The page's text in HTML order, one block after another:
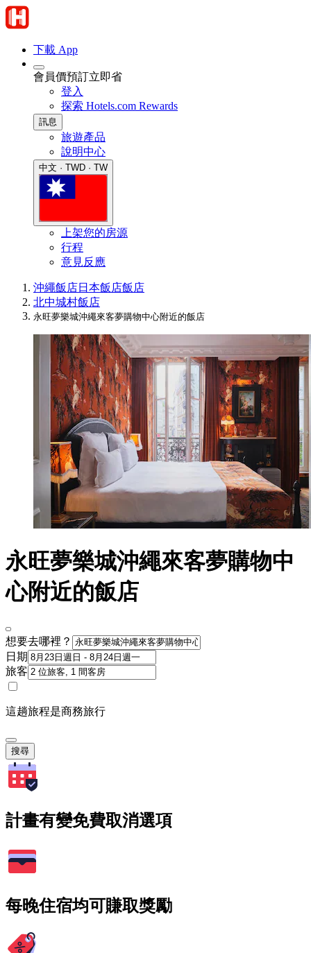
下載 App
會員價預訂立即省
登入
探索 Hotels.com Rewards
訊息
旅遊產品
說明中心
中文 · TWD · TW
上架您的房源
行程
意見反應
沖繩飯店日本飯店飯店
北中城村飯店
永旺夢樂城沖繩來客夢購物中心附近的飯店
永旺夢樂城沖繩來客夢購物中
心附近的飯店
想要去哪裡？
日期
旅客
這趟旅程是商務旅行
搜尋
計畫有變免費取消選項
每晚住宿均可賺取獎勵